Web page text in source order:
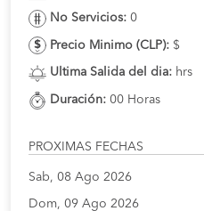
No Servicios: 0
Precio Minimo (CLP): $
Ultima Salida del dia: hrs
Duración: 00 Horas
PROXIMAS FECHAS
Sab, 08 Ago 2026
Dom, 09 Ago 2026